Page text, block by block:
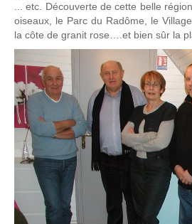
... etc. Découverte de cette belle
oiseaux, le Parc du Radôme, le
la côte de granit rose….et bien sûr la